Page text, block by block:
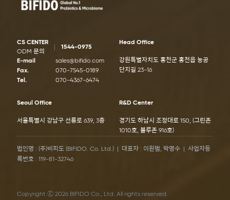
CS CENTER
ODM 문의
1544-0975
E-mail
sales@bifido.com
Fax.
070-7545-0189
Tel.
070-4367-6474
Head Office
강원특별자치도 홍천군 홍천읍 농공
단지길 23-16
Seoul Office
서울특별시 강남구 선릉로 639, 3층
R&D Center
경기도 하남시 조정대로 150, (그린존
1010호, 블루존 916호)
법인명 : (주)비피도 (BIFIDO. Co. Ltd.) | 대표자 : 이원범, 박명수 | 사업자등
록번호 : 119-81-32746
Copyright ⓒ 2026 BIFIDO Co., Ltd. All rights reserved.